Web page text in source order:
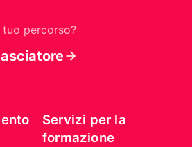
percorso?
Servizi per la
formazione